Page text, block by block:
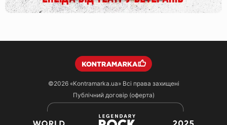
©2026 «Kontramarka.ua»Всі права захищені
Публічний договір (оферта)